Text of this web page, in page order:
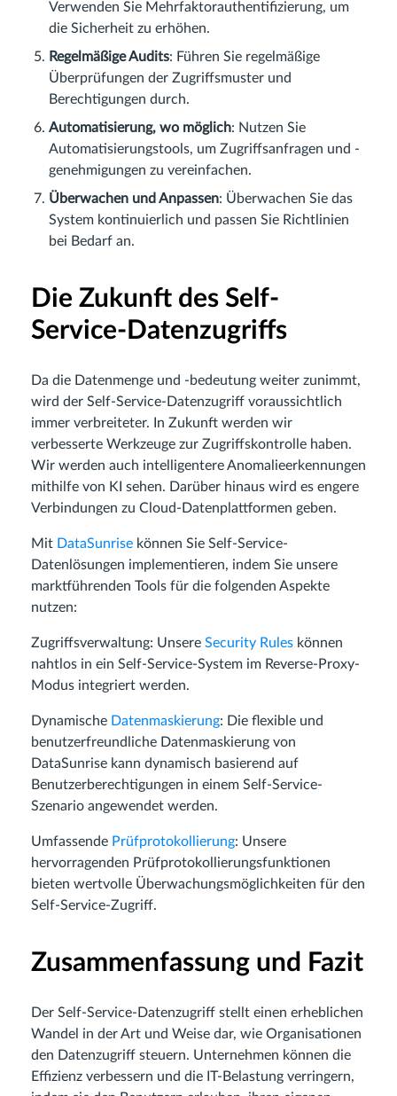
Verwenden Sie Mehrfaktorauthentifizierung, um
die Sicherheit zu erhöhen.
Regelmäßige Audits: Führen Sie regelmäßige
Überprüfungen der Zugriffsmuster und
Berechtigungen durch.
Automatisierung, wo möglich: Nutzen Sie
Automatisierungstools, um Zugriffsanfragen und -
genehmigungen zu vereinfachen.
Überwachen und Anpassen: Überwachen Sie das
System kontinuierlich und passen Sie Richtlinien
bei Bedarf an.
Die Zukunft des Self-
Service-Datenzugriffs
Da die Datenmenge und -bedeutung weiter zunimmt,
wird der Self-Service-Datenzugriff voraussichtlich
immer verbreiteter. In Zukunft werden wir
verbesserte Werkzeuge zur Zugriffskontrolle haben.
Wir werden auch intelligentere Anomalieerkennungen
mithilfe von KI sehen. Darüber hinaus wird es engere
Verbindungen zu Cloud-Datenplattformen geben.
Mit DataSunrise können Sie Self-Service-
Datenlösungen implementieren, indem Sie unsere
marktführenden Tools für die folgenden Aspekte
nutzen:
Zugriffsverwaltung: Unsere Security Rules können
nahtlos in ein Self-Service-System im Reverse-Proxy-
Modus integriert werden.
Dynamische Datenmaskierung: Die flexible und
benutzerfreundliche Datenmaskierung von
DataSunrise kann dynamisch basierend auf
Benutzerberechtigungen in einem Self-Service-
Szenario angewendet werden.
Umfassende Prüfprotokollierung: Unsere
hervorragenden Prüfprotokollierungsfunktionen
bieten wertvolle Überwachungsmöglichkeiten für den
Self-Service-Zugriff.
Zusammenfassung und Fazit
Der Self-Service-Datenzugriff stellt einen erheblichen
Wandel in der Art und Weise dar, wie Organisationen
den Datenzugriff steuern. Unternehmen können die
Effizienz verbessern und die IT-Belastung verringern,